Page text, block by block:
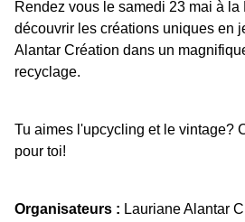
Rendez vous le samedi 23 mai à
découvrir les créations uniques en
Alantar Création dans un
recyclage.
Tu aimes l'upcycling et le vintage?
pour toi!
Organisateurs : Lauriane Alantar